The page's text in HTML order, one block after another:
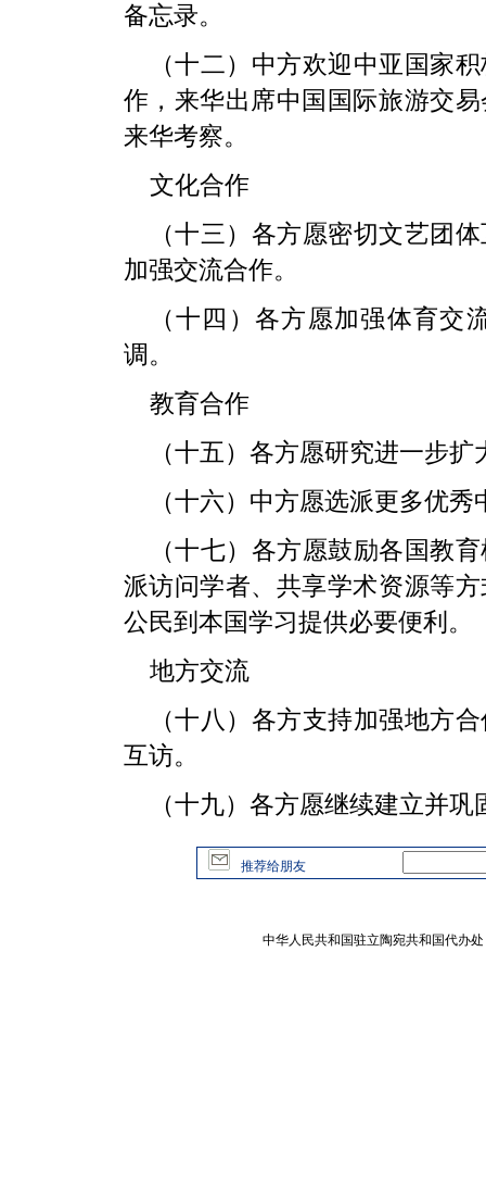
备忘录。
（十二）中方欢迎中亚国家
作，来华出席中国国际旅游交
来华考察。
文化合作
（十三）各方愿密切文艺团
加强交流合作。
（十四）各方愿加强体育
调。
教育合作
（十五）各方愿研究进一步
（十六）中方愿选派更多优
（十七）各方愿鼓励各国教
派访问学者、共享学术资源等
公民到本国学习提供必要便利。
地方交流
（十八）各方支持加强地方
互访。
（十九）各方愿继续建立并
推荐给朋友
中华人民共和国驻立陶宛共和国代办处